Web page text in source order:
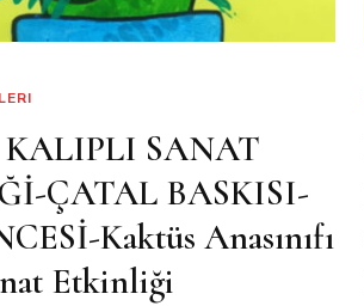
SANAT
ÇATAL BASKISI-
Kaktüs Anasınıfı
Etkinliği